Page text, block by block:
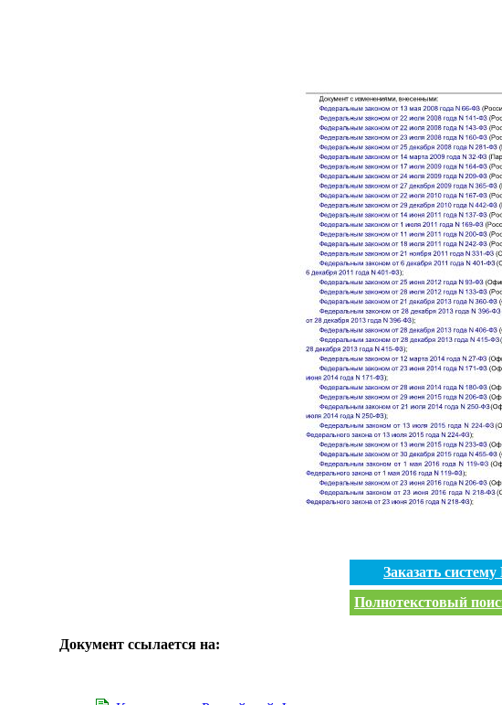
Заказать
Полнотекстовый
Документ ссылается на: